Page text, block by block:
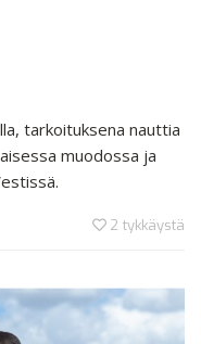
tarkoituksena nauttia
muodossa ja
2 tykkäystä